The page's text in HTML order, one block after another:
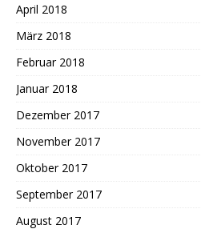
April 2018
März 2018
Februar 2018
Januar 2018
Dezember 2017
November 2017
Oktober 2017
September 2017
August 2017